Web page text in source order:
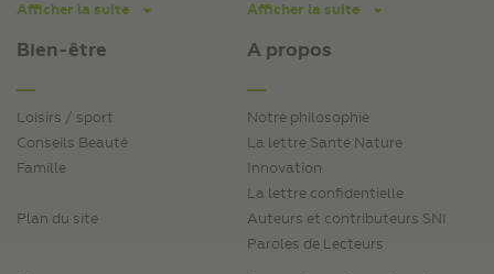
Afficher la suite
Bien-être
Loisirs / sport
Conseils Beauté
Famille
Plan du site
Afficher la suite
A propos
Notre philosophie
La lettre Santé Nature
Innovation
La lettre confidentielle
Auteurs et contributeurs SNI
Paroles de Lecteurs